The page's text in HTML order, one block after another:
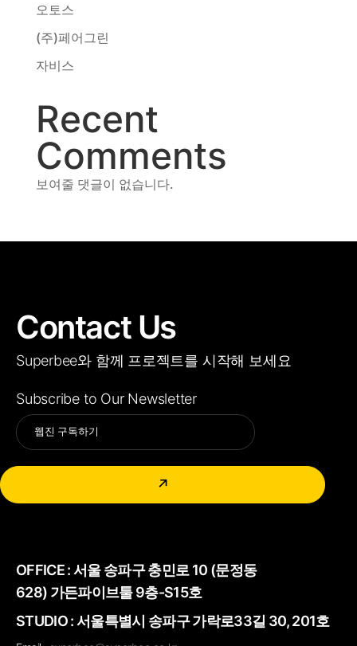
오토스
(주)페어그린
자비스
Recent
Comments
보여줄 댓글이 없습니다.
Contact Us
Superbee와 함께 프로젝트를 시작해 보세요
Subscribe to Our Newsletter
↗
Alternative:
OFFICE :서울 송파구 충민로 10 (문정동
628) 가든파이브툴 9층-S15호
STUDIO : 서울특별시 송파구 가락로33길 30, 201호